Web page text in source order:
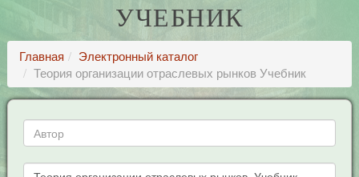
УЧЕБНИК
Главная
Электронный каталог
Теория организации отраслевых рынков Учебник